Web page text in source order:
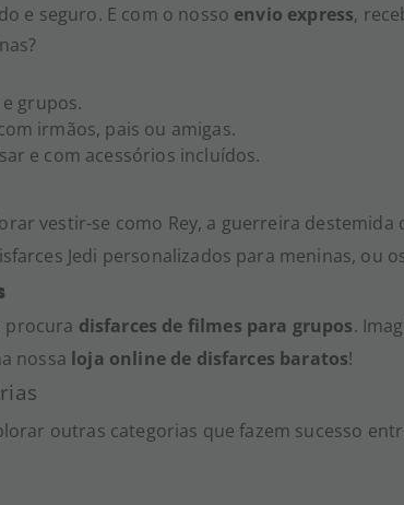
e seguro. E com o nosso envio express,
e grupos.
irmãos, pais ou amigas.
e com acessórios incluídos.
vestir-se como Rey, a guerreira
Jedi personalizados para meninas, ou
procura disfarces de filmes para grupos.
nossa loja online de disfarces baratos!
outras categorias que fazem sucesso